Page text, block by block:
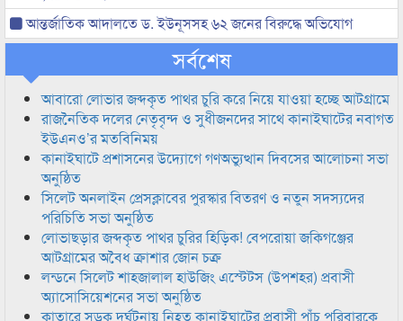
আন্তর্জাতিক আদালতে ড. ইউনূসসহ ৬২ জনের বিরুদ্ধে অভিযোগ
সর্বশেষ
আবারো লোভার জব্দকৃত পাথর চুরি করে নিয়ে যাওয়া হচ্ছে আটগ্রামে
রাজনৈতিক দলের নেতৃবৃন্দ ও সুধীজনদের সাথে কানাইঘাটের নবাগত
ইউএনও’র মতবিনিময়
কানাইঘাটে প্রশাসনের উদ্যোগে গণঅভ্যুত্থান দিবসের আলোচনা সভা
অনুষ্ঠিত
সিলেট অনলাইন প্রেসক্লাবের পুরস্কার বিতরণ ও নতুন সদস্যদের
পরিচিতি সভা অনুষ্ঠিত
লোভাছড়ার জব্দকৃত পাথর চুরির হিড়িক! বেপরোয়া জকিগঞ্জের
আটগ্রামের অবৈধ ক্রাশার জোন চক্র
লন্ডনে সিলেট শাহজালাল হাউজিং এস্টেটস (উপশহর) প্রবাসী
অ্যাসোসিয়েশনের সভা অনুষ্ঠিত
কাতারে সড়ক দুর্ঘটনায় নিহত কানাইঘাটের প্রবাসী পাঁচ পরিবারকে